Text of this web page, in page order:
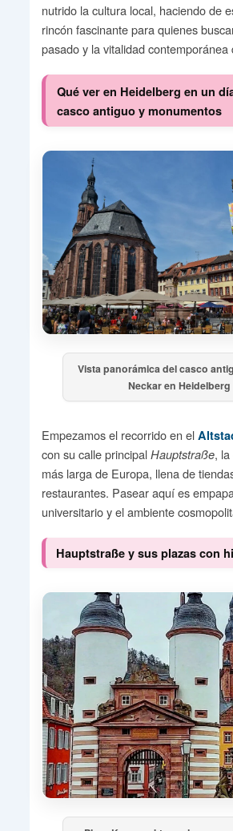
nutrido la cultura local, haciendo de
rincón fascinante para quienes
pasado y la vitalidad contemporánea
Qué ver en Heidelberg en un
casco antiguo y monumentos
Vista panorámica del casco
Neckar en Heidelberg
Empezamos el recorrido en el
con su calle principal Hauptstraße, la
más larga de Europa, llena de
restaurantes. Pasear aquí es
universitario y el ambiente
Hauptstraße y sus plazas con